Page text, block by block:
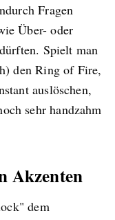
Fragen
Über- oder
Spielt man
den Ring of Fire,
auslöschen,
sehr handzahm
Akzenten
dem